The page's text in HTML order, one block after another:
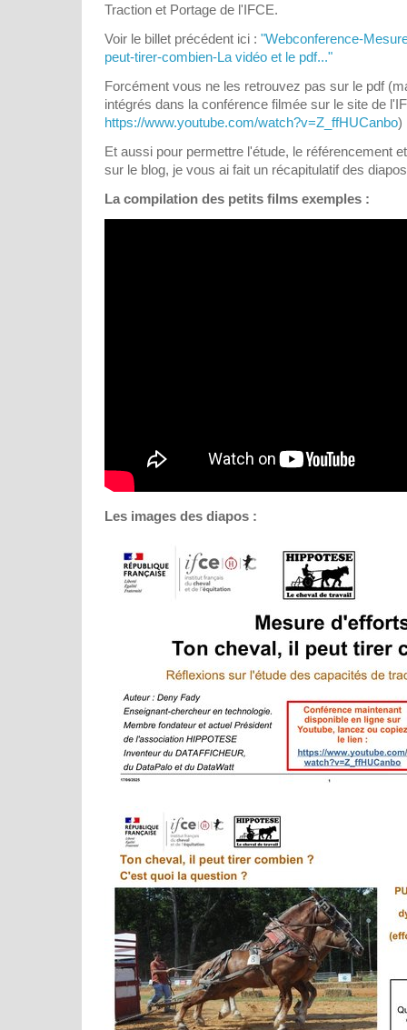
Traction et Portage de l'IFCE.
Voir le billet précédent ici : "Webconference-
peut-tirer-combien-La vidéo et le pdf..."
Forcément vous ne les retrouvez pas sur le pdf
intégrés dans la conférence filmée sur le site de
https://www.youtube.com/watch?v=Z_ffHUCanbo)
Et aussi pour permettre l'étude, le référencement
sur le blog, je vous ai fait un récapitulatif des
La compilation des petits films exemples :
Les images des diapos :